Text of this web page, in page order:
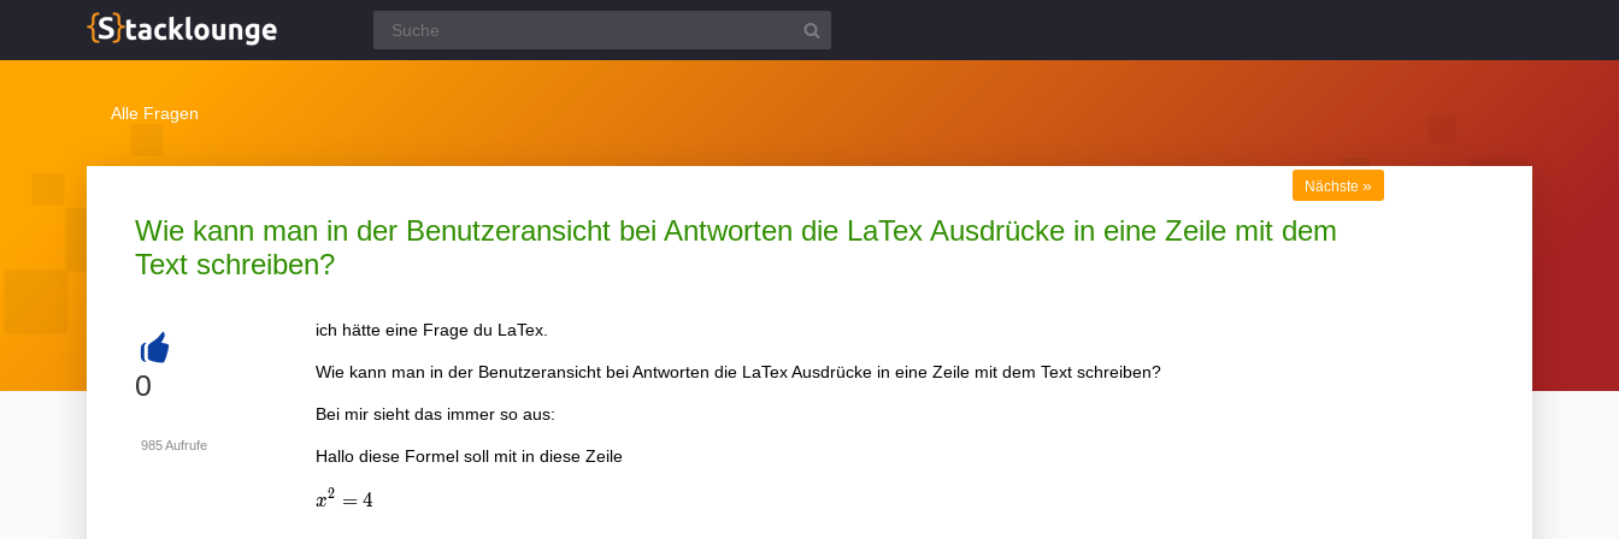
Alle Fragen
Wie kann man in der Benutzeransicht bei Antworten die LaTex Ausdrücke in eine Zeile mit dem
Text schreiben?
Nächste »
+
0
985Aufrufe
ich hätte eine Frage du LaTex.
Wie kann man in der Benutzeransicht bei Antworten die LaTex Ausdrücke in eine Zeile mit dem Text schreiben?
Bei mir sieht das immer so aus:
Hallo diese Formel soll mit in diese Zeile
x^2=4
x2 = 4